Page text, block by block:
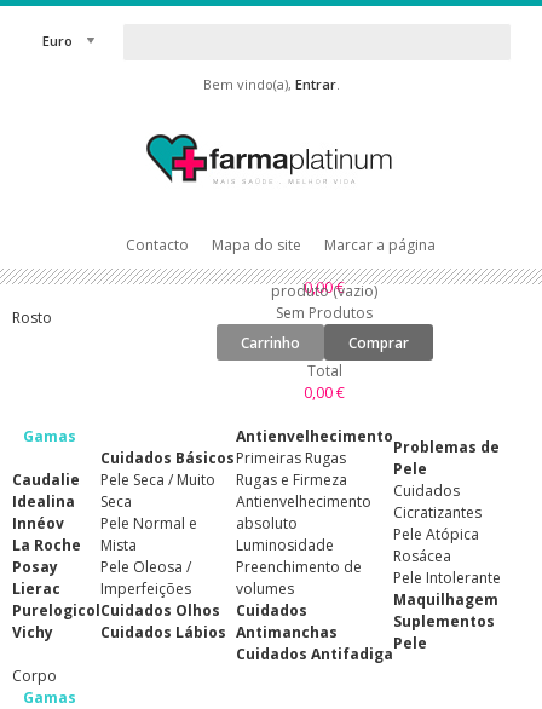
Euro
Bem vindo(a), Entrar.
Contacto Mapa do site Marcar a página
0,00 €
produto(vazio)
Sem Produtos
Carrinho
Comprar
Total
0,00 €
Rosto
Gamas
Caudalie
Idealina
Innéov
La Roche
Posay
Lierac
Purelogicol
Vichy
Cuidados Básicos
Pele Seca / Muito
Seca
Pele Normal e
Mista
Pele Oleosa /
Imperfeições
Cuidados Olhos
Cuidados Lábios
Antienvelhecimento
Primeiras Rugas
Rugas e Firmeza
Antienvelhecimento
absoluto
Luminosidade
Preenchimento de
volumes
Cuidados
Antimanchas
Cuidados Antifadiga
Problemas de
Pele
Cuidados
Cicratizantes
Pele Atópica
Rosácea
Pele Intolerante
Maquilhagem
Suplementos
Pele
Corpo
Gamas